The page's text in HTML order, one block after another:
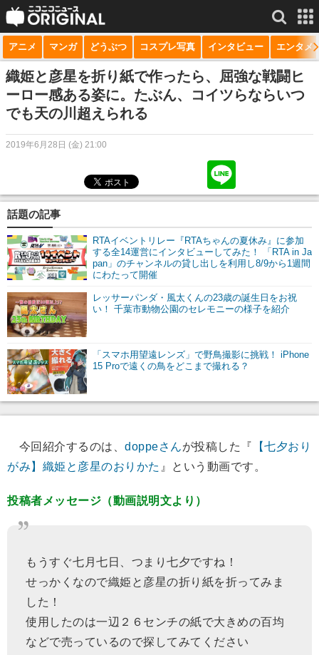
サービス一覧 もっと見る
niconico
動画
生放送
マンガ
ニコニコQ
アニメ マンガ どうぶつ コスプレ写真 インタビュー エンタメ
織姫と彦星を折り紙で作ったら、屈強な戦闘ヒ
ーロー感ある姿に。たぶん、コイツらならいつ
でも天の川超えられる
2019年6月28日 (金) 21:00
話題の記事
RTAイベントリレー『RTAちゃんの夏休み』に参加
する全14運営にインタビューしてみた！ 「RTA in Ja
pan」のチャンネルの貸し出しを利用し8/9から1週間
にわたって開催
レッサーパンダ・風太くんの23歳の誕生日をお祝
い！ 千葉市動物公園のセレモニーの様子を紹介
「スマホ用望遠レンズ」で野鳥撮影に挑戦！ iPhone
15 Proで遠くの鳥をどこまで撮れる？
今回紹介するのは、 doppeさんが投稿した『 【七夕おり
がみ】織姫と彦星のおりかた 』という動画です。
投稿者メッセージ（動画説明文より）
もうすぐ七月七日、つまり七夕ですね！
せっかくなので織姫と彦星の折り紙を折ってみま
した！
使用したのは一辺２６センチの紙で大きめの百均
などで売っているので探してみてください